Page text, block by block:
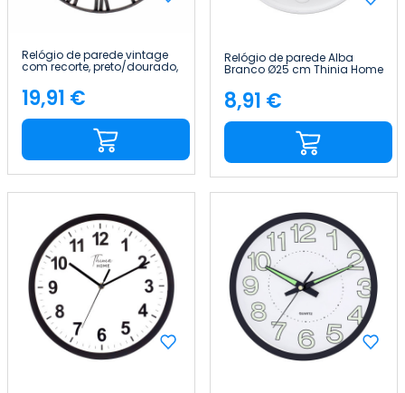
Relógio de parede vintage
com recorte, preto/dourado,
Ø 38 cm Thinia Home
Preço
19,91 €
Relógio de parede Alba
Branco Ø25 cm Thinia Home
Preço
8,91 €